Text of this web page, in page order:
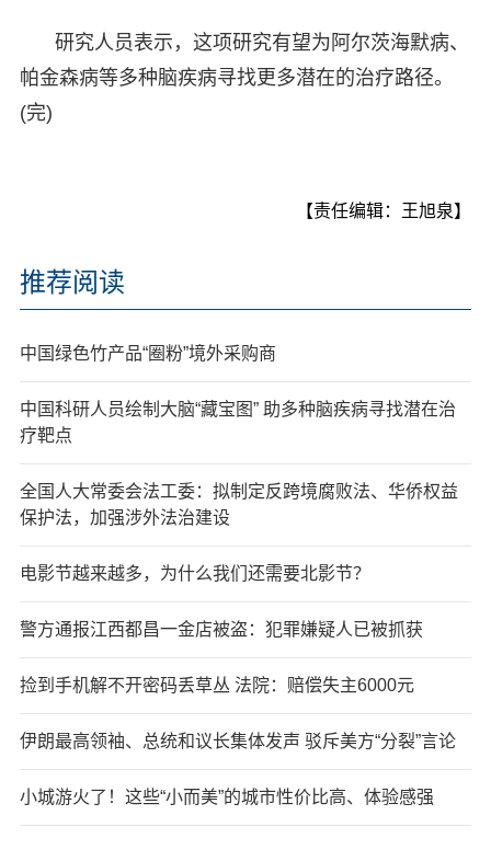
研究人员表示，这项研究有望为阿尔茨海默病、
帕金森病等多种脑疾病寻找更多潜在的治疗路径。
(完)
【责任编辑：王旭泉】
推荐阅读
中国绿色竹产品“圈粉”境外采购商
中国科研人员绘制大脑“藏宝图” 助多种脑疾病寻找潜在治
疗靶点
全国人大常委会法工委：拟制定反跨境腐败法、华侨权益
保护法，加强涉外法治建设
电影节越来越多，为什么我们还需要北影节？
警方通报江西都昌一金店被盗：犯罪嫌疑人已被抓获
捡到手机解不开密码丢草丛 法院：赔偿失主6000元
伊朗最高领袖、总统和议长集体发声 驳斥美方“分裂”言论
小城游火了！这些“小而美”的城市性价比高、体验感强